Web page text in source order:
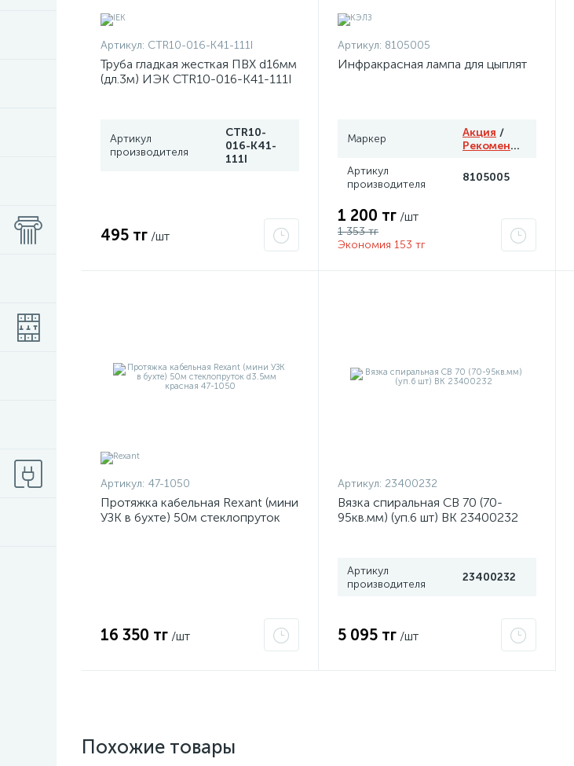
Артикул: CTR10-016-K41-111I
Труба гладкая жесткая ПВХ d16мм
(дл.3м) ИЭК CTR10-016-K41-111I
Артикул
производителя
CTR10-
016-K41-
111I
495 тг /шт
Артикул: 8105005
Инфракрасная лампа для цыплят
Маркер Акция /
Рекомендуем
Артикул
производителя
8105005
1 200 тг /шт
1 353 тг
Экономия 153 тг
Артикул: 47-1050
Протяжка кабельная Rexant (мини
УЗК в бухте) 50м стеклопруток
16 350 тг /шт
Артикул: 23400232
Вязка спиральная СВ 70 (70-
95кв.мм) (уп.6 шт) ВК 23400232
Артикул
производителя
23400232
5 095 тг /шт
Похожие товары